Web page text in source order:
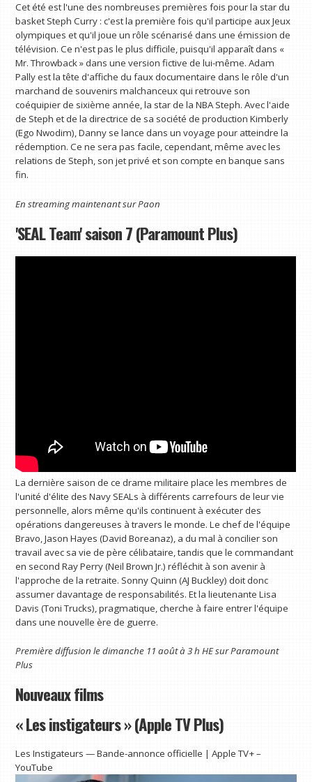
Cet été est l'une des nombreuses premières fois pour la star du
basket Steph Curry : c'est la première fois qu'il participe aux Jeux
olympiques et qu'il joue un rôle scénarisé dans une émission de
télévision. Ce n'est pas le plus difficile, puisqu'il apparaît dans «
Mr. Throwback » dans une version fictive de lui-même. Adam
Pally est la tête d'affiche du faux documentaire dans le rôle d'un
marchand de souvenirs malchanceux qui retrouve son
coéquipier de sixième année, la star de la NBA Steph. Avec l'aide
de Steph et de la directrice de sa société de production Kimberly
(Ego Nwodim), Danny se lance dans un voyage pour atteindre la
rédemption. Ce ne sera pas facile, cependant, même avec les
relations de Steph, son jet privé et son compte en banque sans
fin.
En streaming maintenant surPaon
'SEAL Team' saison 7 (Paramount Plus)
La dernière saison de ce drame militaire place les membres de
l'unité d'élite des Navy SEALs à différents carrefours de leur vie
personnelle, alors même qu'ils continuent à exécuter des
opérations dangereuses à travers le monde. Le chef de l'équipe
Bravo, Jason Hayes (David Boreanaz), a du mal à concilier son
travail avec sa vie de père célibataire, tandis que le commandant
en second Ray Perry (Neil Brown Jr.) réfléchit à son avenir à
l'approche de la retraite. Sonny Quinn (AJ Buckley) doit donc
assumer davantage de responsabilités. Et la lieutenante Lisa
Davis (Toni Trucks), pragmatique, cherche à faire entrer l'équipe
dans une nouvelle ère de guerre.
Première diffusion le dimanche 11 août à 3 h HE surParamount
Plus
Nouveaux films
« Les instigateurs » (Apple TV Plus)
Les Instigateurs — Bande-annonce officielle | Apple TV+ –
YouTube